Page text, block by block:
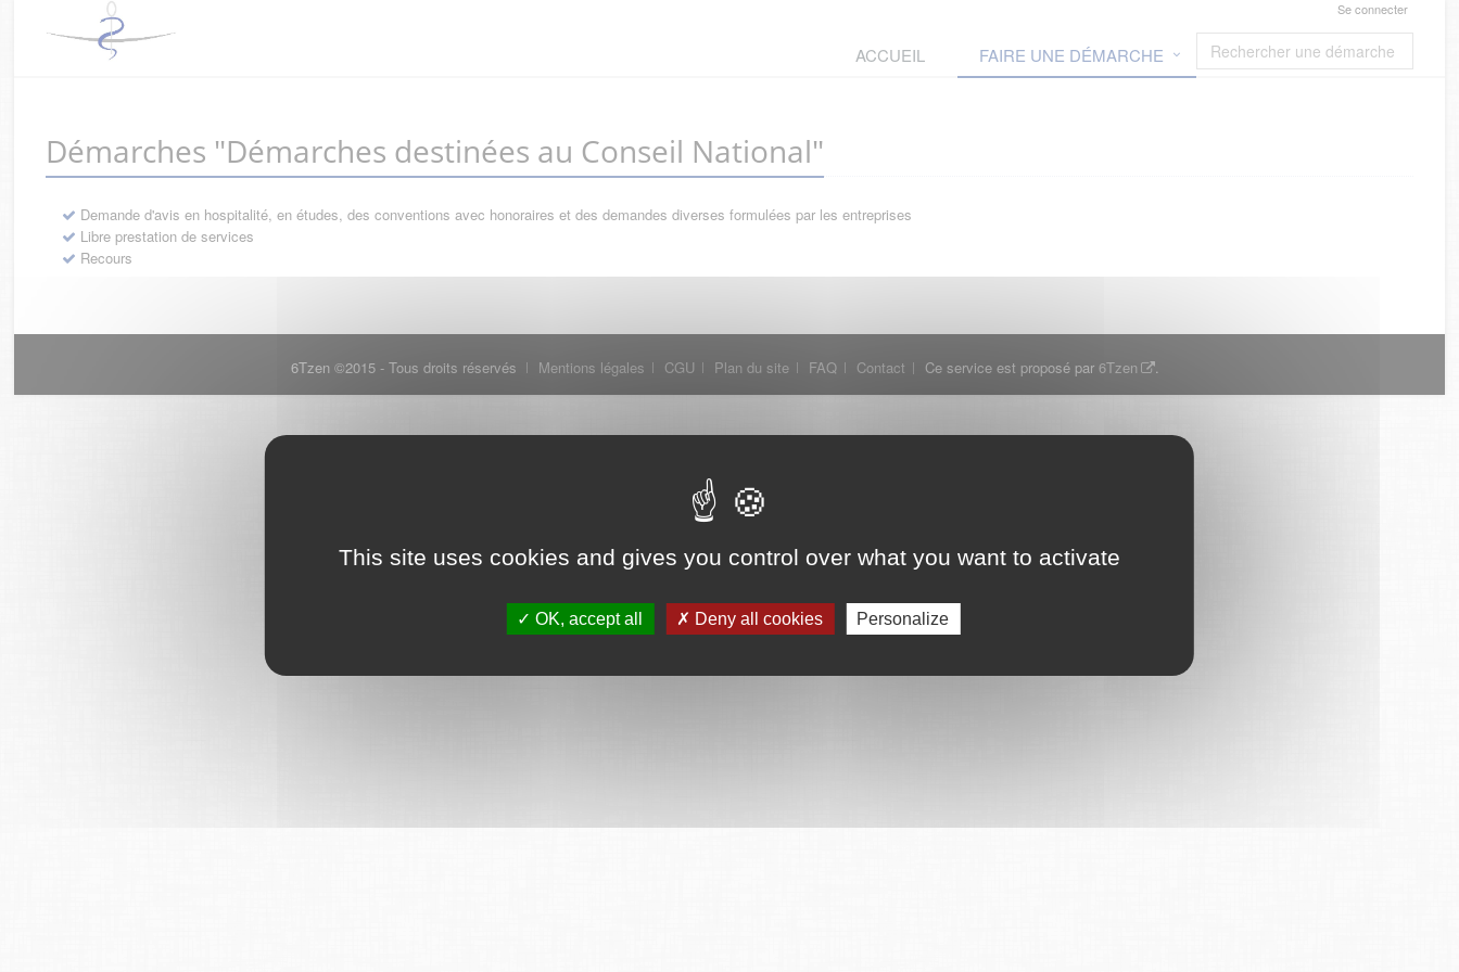
This site uses cookies and gives you control over what you want to activate
OK, accept all Deny all cookies Personalize
Se connecter
ACCUEIL FAIRE UNE DÉMARCHE
Démarches "Démarches destinées au Conseil National"
Demande d'avis en hospitalité, en études, des conventions avec honoraires et des demandes diverses formulées par les entreprises
Libre prestation de services
Recours
6Tzen ©2015 - Tous droits réservés Mentions légales CGU Plan du site FAQ Contact Ce service est proposé par 6Tzen .